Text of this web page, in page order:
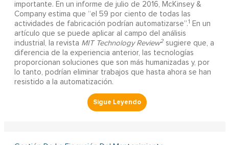
importante. En un informe de julio de 2016, McKinsey &
Company estima que “el 59 por ciento de todas las
actividades de fabricación podrían automatizarse”.1
En un
artículo que se puede aplicar al campo del análisis
industrial, la revista MIT Technology Review2sugiere que, a
diferencia de la experiencia anterior, las tecnologías
proporcionan soluciones que son más humanizadas y, por
lo tanto, podrían eliminar trabajos que hasta ahora se han
resistido a la automatización.